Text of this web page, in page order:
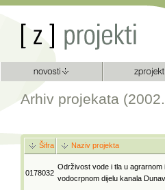
Arhiv projekata
Šifra Naziv projekta
0178032
Održivost vode i tla u agrarnom i
vodocrpnom dijelu kanala